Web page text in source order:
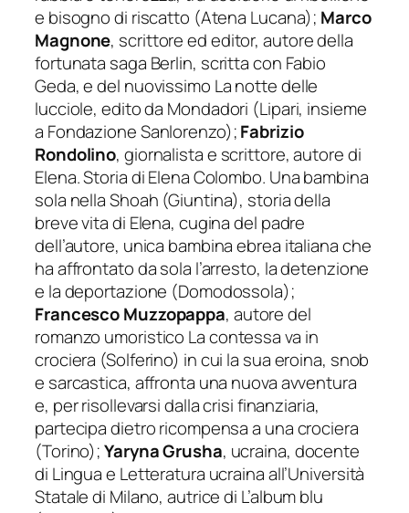
e bisogno di riscatto (Atena Lucana); Marco
Magnone, scrittore ed editor, autore della
fortunata saga Berlin, scritta con Fabio
Geda, e del nuovissimo La notte delle
lucciole, edito da Mondadori (Lipari, insieme
a Fondazione Sanlorenzo);Fabrizio
Rondolino, giornalista e scrittore, autore di
Elena. Storia di Elena Colombo. Una bambina
sola nella Shoah (Giuntina), storia della
breve vita di Elena, cugina del padre
dell’autore, unica bambina ebrea italiana che
ha affrontato da sola l’arresto, la detenzione
e la deportazione (Domodossola);
Francesco Muzzopappa, autore del
romanzo umoristico La contessa va in
crociera (Solferino) in cui la sua eroina, snob
e sarcastica, affronta una nuova avventura
e, per risollevarsi dalla crisi finanziaria,
partecipa dietro ricompensa a una crociera
(Torino);Yaryna Grusha, ucraina, docente
di Lingua e Letteratura ucraina all’Università
Statale di Milano, autrice di L’album blu